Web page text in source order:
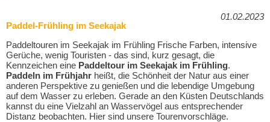
01.02.2023
Paddel-Frühling im Seekajak
Paddeltouren im Seekajak im Frühling Frische Farben, intensive
Gerüche, wenig Touristen - das sind, kurz gesagt, die
Kennzeichen eine Paddeltour im Seekajak im Frühling.
Paddeln im Frühjahr heißt, die Schönheit der Natur aus einer
anderen Perspektive zu genießen und die lebendige Umgebung
auf dem Wasser zu erleben. Gerade an den Küsten Deutschlands
kannst du eine Vielzahl an Wasservögel aus entsprechender
Distanz beobachten. Hier sind unsere Tourenvorschläge.